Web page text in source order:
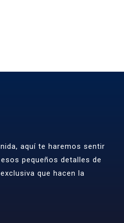
aquí te haremos sentir
pequeños detalles de
que hacen la